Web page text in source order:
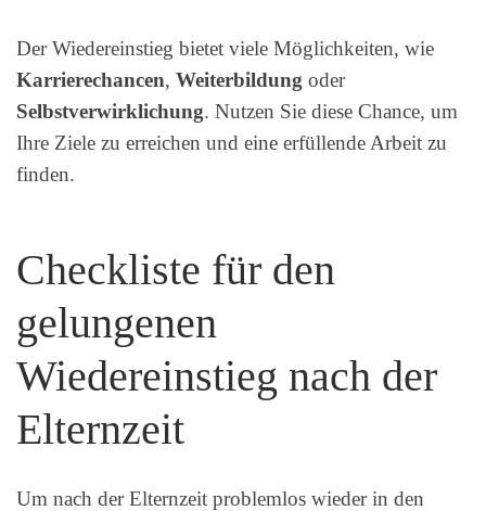
Der Wiedereinstieg bietet viele Möglichkeiten, wie
Karrierechancen, Weiterbildung oder
Selbstverwirklichung. Nutzen Sie diese Chance, um
Ihre Ziele zu erreichen und eine erfüllende Arbeit zu
finden.
Checkliste für den
gelungenen
Wiedereinstieg nach der
Elternzeit
Um nach der Elternzeit problemlos wieder in den